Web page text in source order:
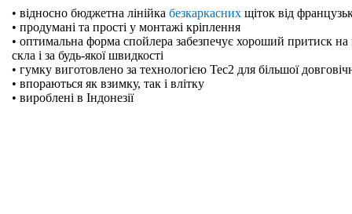
• відносно бюджетна лінійка безкаркасних щіток від
• продумані та прості у монтажі кріплення
• оптимальна форма спойлера забезпечує хороший притиск на
скла і за будь-якої швидкості
• гумку виготовлено за технологією Tec2 для більшої
• впораються як взимку, так і влітку
• вироблені в Індонезії